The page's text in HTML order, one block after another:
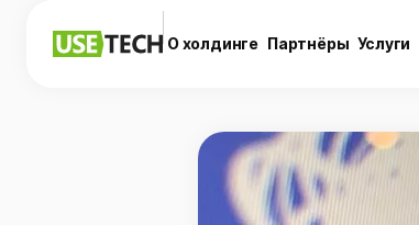
О холдинге Партнёры Услуги